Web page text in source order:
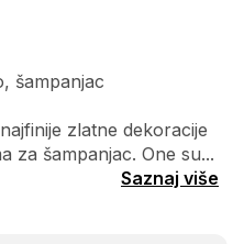
šampanjac
zlatne dekoracije
za šampanjac. One su...
Saznaj više